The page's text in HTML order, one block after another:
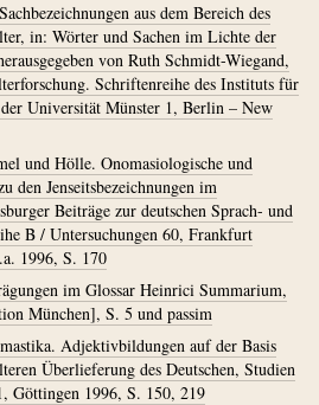
aus dem Bereich des
in: Wörter und Sachen im Lichte der
von Ruth Schmidt-Wiegand,
Schriftenreihe des Instituts für
Universität Münster 1, Berlin – New
und Hölle. Onomasiologische und
den Jenseitsbezeichnungen im
Beiträge zur deutschen Sprach- und
B / Untersuchungen 60, Frankfurt
1996, S. 170
im Glossar Heinrici Summarium,
München], S. 5 und passim
Adjektivbildungen auf der Basis
Überlieferung des Deutschen, Studien
Göttingen 1996, S. 150, 219